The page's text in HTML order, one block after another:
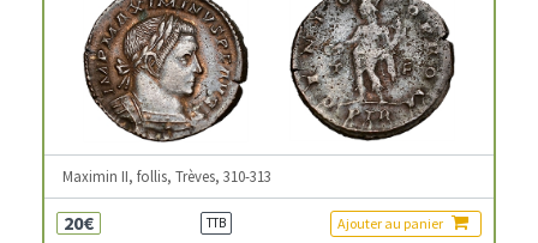
Maximin II, follis, Trèves, 310-313
20€ TTB Ajouter au panier